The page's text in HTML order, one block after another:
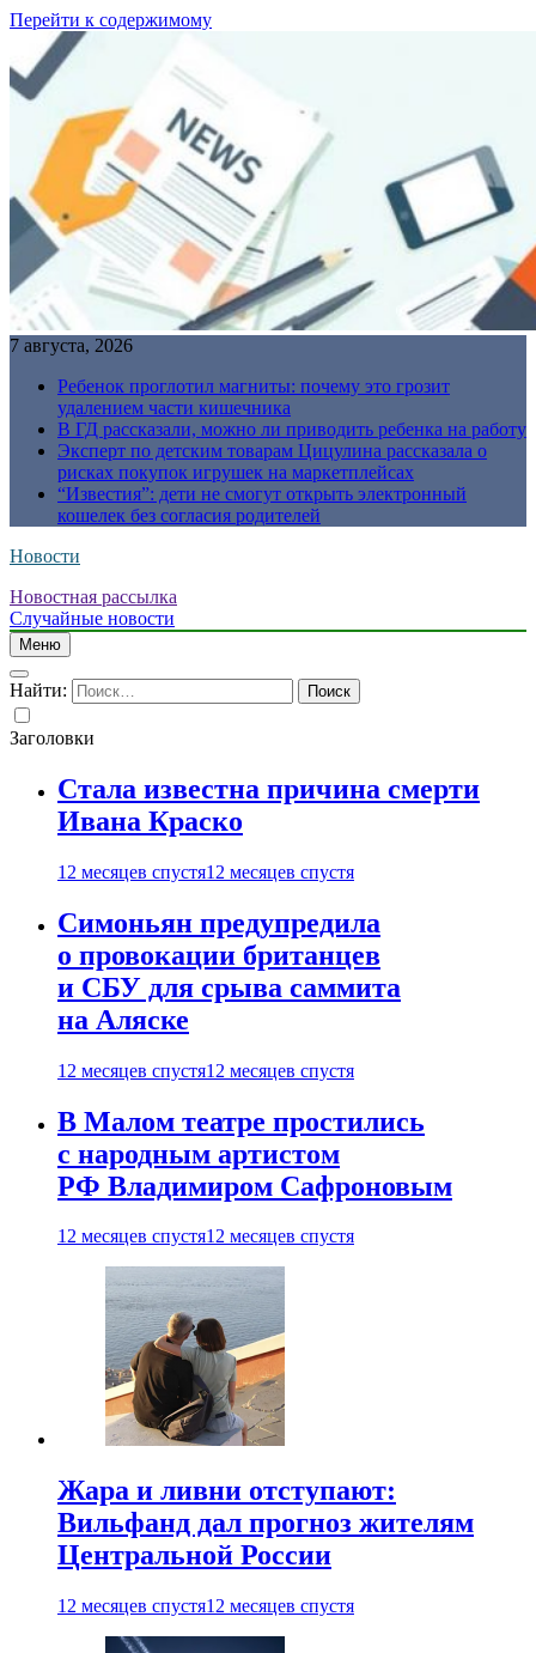
Перейти к содержимому
7 августа, 2026
Ребенок проглотил магниты: почему это грозит
удалением части кишечника
В ГД рассказали, можно ли приводить ребенка на работу
Эксперт по детским товарам Цицулина рассказала о
рисках покупок игрушек на маркетплейсах
“Известия”: дети не смогут открыть электронный
кошелек без согласия родителей
Новости
Новостная рассылка
Случайные новости
Меню
Найти:
Заголовки
Стала известна причина смерти
Ивана Краско
12 месяцев спустя12 месяцев спустя
Симоньян предупредила
о провокации британцев
и СБУ для срыва саммита
на Аляске
12 месяцев спустя12 месяцев спустя
В Малом театре простились
с народным артистом
РФ Владимиром Сафроновым
12 месяцев спустя12 месяцев спустя
Жара и ливни отступают:
Вильфанд дал прогноз жителям
Центральной России
12 месяцев спустя12 месяцев спустя